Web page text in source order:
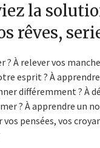
la
rêves,
À relever vos
esprit ? À
différemment ? À
? À apprendre un
pensées, vos